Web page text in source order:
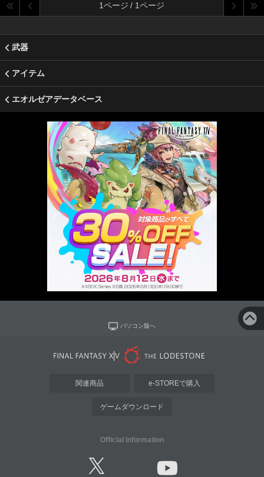
1ページ / 1ページ
武器
アイテム
エオルゼアデータベース
パソコン版へ
関連商品 e-STOREで購入
ゲームダウンロード
Official Information